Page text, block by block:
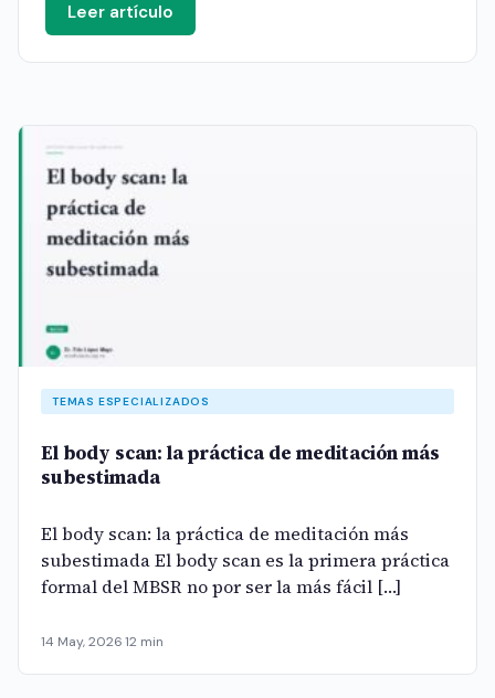
Leer artículo
TEMAS ESPECIALIZADOS
El body scan: la práctica de meditación más
subestimada
El body scan: la práctica de meditación más
subestimada El body scan es la primera práctica
formal del MBSR no por ser la más fácil […]
14 May, 202612 min